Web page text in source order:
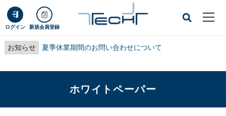
ログイン 新規会員登録
お知らせ 夏季休業期間のお問い合わせについて
ホワイトペーパー